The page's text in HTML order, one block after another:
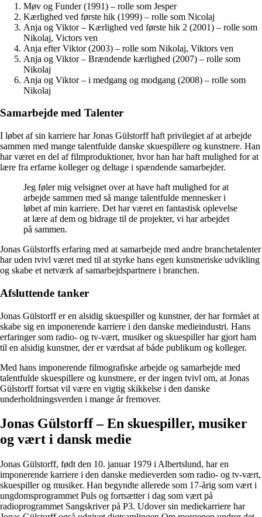
Møv og Funder (1991) – rolle som Jesper
Kærlighed ved første hik (1999) – rolle som Nicolaj
Anja og Viktor – Kærlighed ved første hik 2 (2001) – rolle som
Nikolaj, Victors ven
Anja efter Viktor (2003) – rolle som Nikolaj, Viktors ven
Anja og Viktor – Brændende kærlighed (2007) – rolle som
Nikolaj
Anja og Viktor – i medgang og modgang (2008) – rolle som
Nikolaj
Samarbejde med Talenter
I løbet af sin karriere har Jonas Gülstorff haft privilegiet af at arbejde
sammen med mange talentfulde danske skuespillere og kunstnere. Han
har været en del af filmproduktioner, hvor han har haft mulighed for at
lære fra erfarne kolleger og deltage i spændende samarbejder.
Jeg føler mig velsignet over at have haft mulighed for at
arbejde sammen med så mange talentfulde mennesker i
løbet af min karriere. Det har været en fantastisk oplevelse
at lære af dem og bidrage til de projekter, vi har arbejdet
på sammen.
Jonas Gülstorffs erfaring med at samarbejde med andre branchetalenter
har uden tvivl været med til at styrke hans egen kunstneriske udvikling
og skabe et netværk af samarbejdspartnere i branchen.
Afsluttende tanker
Jonas Gülstorff er en alsidig skuespiller og kunstner, der har formået at
skabe sig en imponerende karriere i den danske medieindustri. Hans
erfaringer som radio- og tv-vært, musiker og skuespiller har gjort ham
til en alsidig kunstner, der er værdsat af både publikum og kolleger.
Med hans imponerende filmografiske arbejde og samarbejde med
talentfulde skuespillere og kunstnere, er der ingen tvivl om, at Jonas
Gülstorff fortsat vil være en vigtig skikkelse i den danske
underholdningsverden i mange år fremover.
Jonas Gülstorff – En skuespiller, musiker
og vært i dansk medie
Jonas Gülstorff, født den 10. januar 1979 i Albertslund, har en
imponerende karriere i den danske medieverden som radio- og tv-vært,
skuespiller og musiker. Han begyndte allerede som 17-årig som vært i
ungdomsprogrammet Puls og fortsætter i dag som vært på
radioprogrammet Sangskriver på P3. Udover sin mediekarriere har